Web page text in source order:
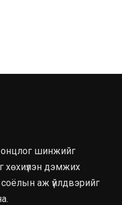
онцлог шинжийг
хөхиүлэн дэмжих
аж үйлдвэрийг